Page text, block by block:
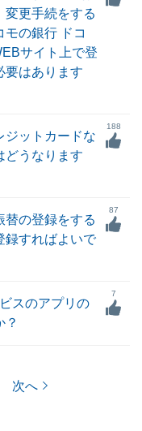
変更手続をする
モの銀行 ドコ
サイト上で登
要はあります
ジットカードな
どうなります
188
替の登録をする
録すればよいで
87
スのアプリの
？
7
次へ